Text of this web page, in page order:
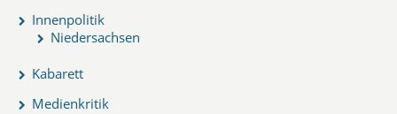
Innenpolitik
Niedersachsen
Kabarett
Medienkritik